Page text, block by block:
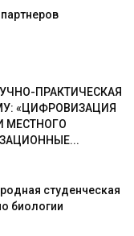
ПРАКТИЧЕСКАЯ
«ЦИФРОВИЗАЦИЯ
МЕСТНОГО
студенческая
биологии